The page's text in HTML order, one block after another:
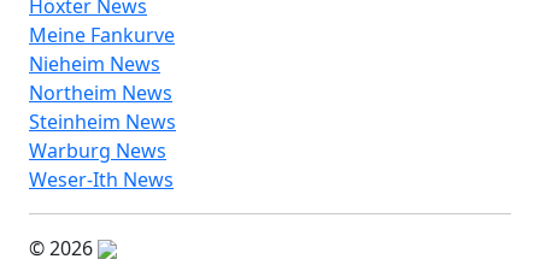
Höxter News
Meine Fankurve
Nieheim News
Northeim News
Steinheim News
Warburg News
Weser-Ith News
© 2026